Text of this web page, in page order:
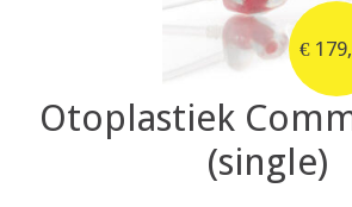
€
Otoplastiek
(single)